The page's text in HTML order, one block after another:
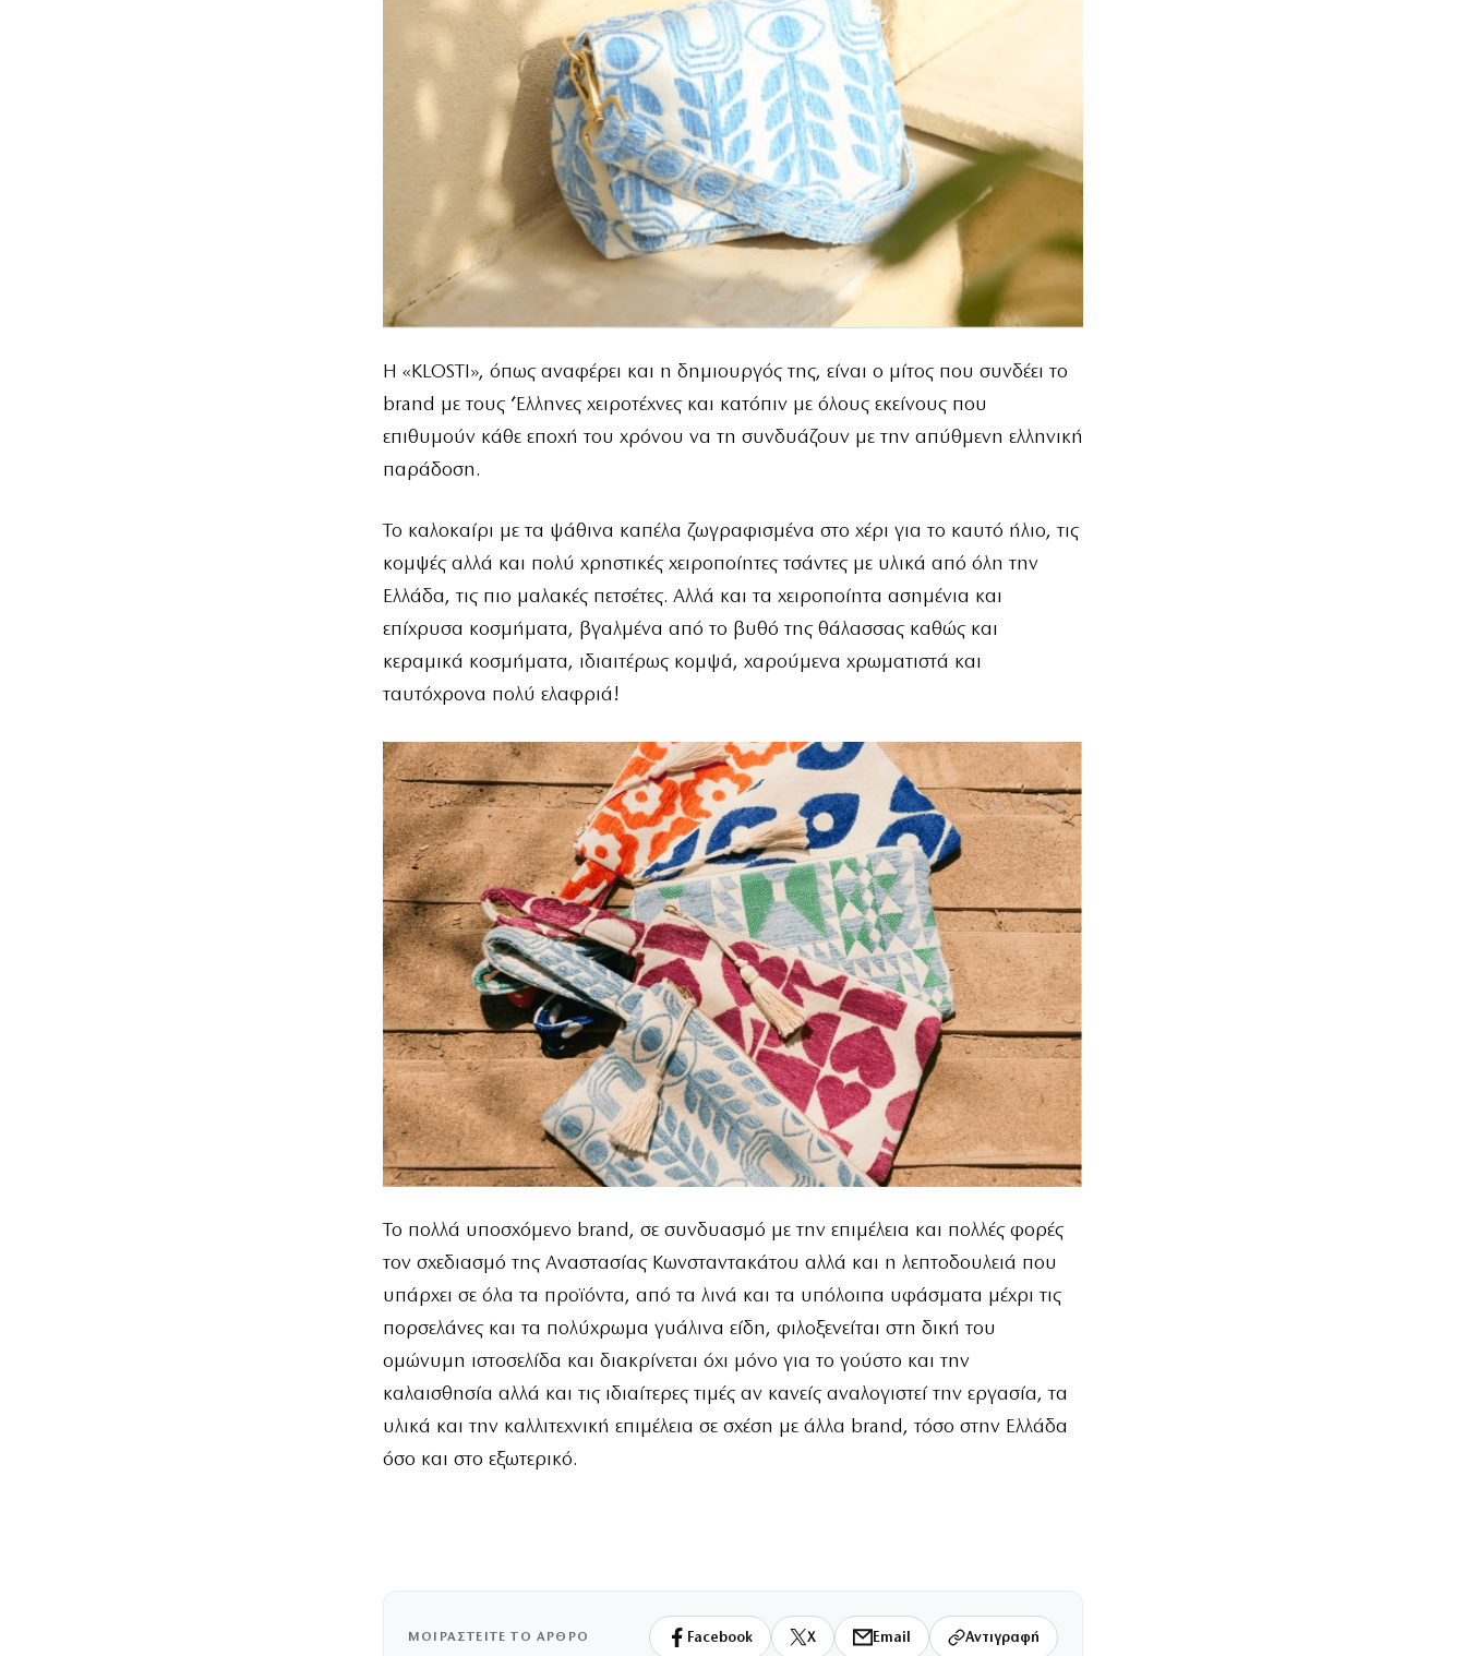
Η «KLOSTI», όπως αναφέρει και η δημιουργός της, είναι ο μίτος που συνδέει το
brand με τους ‘Έλληνες χειροτέχνες και κατόπιν με όλους εκείνους που
επιθυμούν κάθε εποχή του χρόνου να τη συνδυάζουν με την απύθμενη ελληνική
παράδοση.
Το καλοκαίρι με τα ψάθινα καπέλα ζωγραφισμένα στο χέρι για το καυτό ήλιο, τις
κομψές αλλά και πολύ χρηστικές χειροποίητες τσάντες με υλικά από όλη την
Ελλάδα, τις πιο μαλακές πετσέτες. Αλλά και τα χειροποίητα ασημένια και
επίχρυσα κοσμήματα, βγαλμένα από το βυθό της θάλασσας καθώς και
κεραμικά κοσμήματα, ιδιαιτέρως κομψά, χαρούμενα χρωματιστά και
ταυτόχρονα πολύ ελαφριά!
Το πολλά υποσχόμενο brand, σε συνδυασμό με την επιμέλεια και πολλές φορές
τον σχεδιασμό της Αναστασίας Κωνσταντακάτου αλλά και η λεπτοδουλειά που
υπάρχει σε όλα τα προϊόντα, από τα λινά και τα υπόλοιπα υφάσματα μέχρι τις
πορσελάνες και τα πολύχρωμα γυάλινα είδη, φιλοξενείται στη δική του
ομώνυμη ιστοσελίδα και διακρίνεται όχι μόνο για το γούστο και την
καλαισθησία αλλά και τις ιδιαίτερες τιμές αν κανείς αναλογιστεί την εργασία, τα
υλικά και την καλλιτεχνική επιμέλεια σε σχέση με άλλα brand, τόσο στην Ελλάδα
όσο και στο εξωτερικό.
ΜΟΙΡΑΣΤΕΙΤΕ ΤΟ ΑΡΘΡΟ Facebook X Email Αντιγραφή